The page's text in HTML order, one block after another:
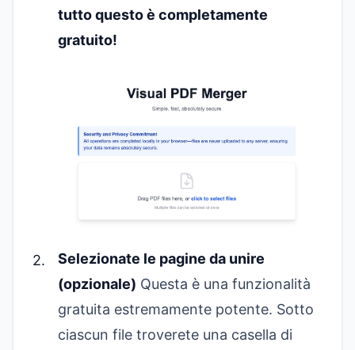
tutto questo è completamente
gratuito!
Selezionate le pagine da unire
(opzionale) Questa è una funzionalità
gratuita estremamente potente. Sotto
ciascun file troverete una casella di